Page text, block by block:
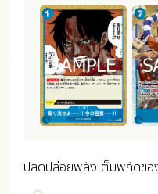
ปลดปล่อยพลังเต็มพิกัดขอ